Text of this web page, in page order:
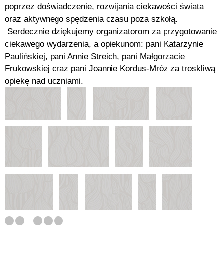
poprzez doświadczenie, rozwijania ciekawości świata
oraz aktywnego spędzenia czasu poza szkołą.
Serdecznie dziękujemy organizatorom za przygotowanie
ciekawego wydarzenia, a opiekunom: pani Katarzynie
Paulińskiej, pani Annie Streich, pani Małgorzacie
Frukowskiej oraz pani Joannie Kordus-Mróz za troskliwą
opiekę nad uczniami.